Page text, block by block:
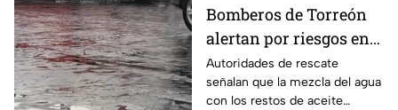
Bomberos de Torreón
alertan por riesgos en
el asfalto tras las
recientes lluvias
Autoridades de rescate
señalan que la mezcla del agua
con los restos de aceite